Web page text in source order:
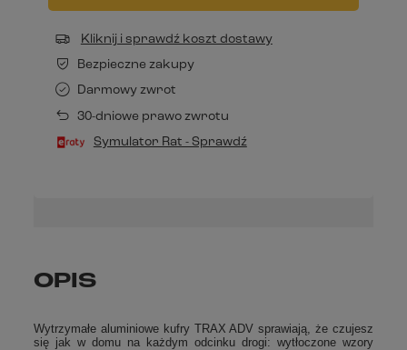
Kliknij i sprawdź koszt dostawy
Bezpieczne zakupy
Darmowy zwrot
30-dniowe prawo zwrotu
Symulator Rat - Sprawdź
OPIS
Wytrzymałe aluminiowe kufry TRAX ADV sprawiają, że czujesz
się jak w domu na każdym odcinku drogi: wytłoczone wzory